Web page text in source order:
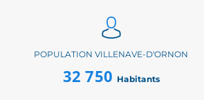
POPULATION VILLENAVE-D'ORNON
32 750 Habitants